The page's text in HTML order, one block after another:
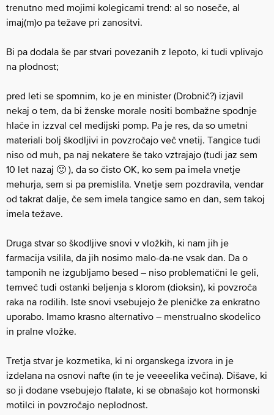
trenutno med mojimi kolegicami trend: al so noseče, al
imaj(m)o pa težave pri zanositvi.
Bi pa dodala še par stvari povezanih z lepoto, ki tudi vplivajo
na plodnost;
pred leti se spomnim, ko je en minister (Drobnič?) izjavil
nekaj o tem, da bi ženske morale nositi bombažne spodnje
hlače in izzval cel medijski pomp. Pa je res, da so umetni
materiali bolj škodljivi in povzročajo več vnetij. Tangice tudi
niso od muh, pa naj nekatere še tako vztrajajo (tudi jaz sem
10 let nazaj 🙂 ), da so čisto OK, ko sem pa imela vnetje
mehurja, sem si pa premislila. Vnetje sem pozdravila, vendar
od takrat dalje, če sem imela tangice samo en dan, sem takoj
imela težave.
Druga stvar so škodljive snovi v vložkih, ki nam jih je
farmacija vsilila, da jih nosimo malo-da-ne vsak dan. Da o
tamponih ne izgubljamo besed – niso problematični le geli,
temveč tudi ostanki beljenja s klorom (dioksin), ki povzroča
raka na rodilih. Iste snovi vsebujejo že pleničke za enkratno
uporabo. Imamo krasno alternativo – menstrualno skodelico
in pralne vložke.
Tretja stvar je kozmetika, ki ni organskega izvora in je
izdelana na osnovi nafte (in te je veeeelika večina). Dišave, ki
so ji dodane vsebujejo ftalate, ki se obnašajo kot hormonski
motilci in povzročajo neplodnost.